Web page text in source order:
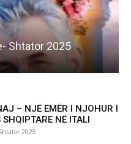
Shtator 2025
– NJË EMËR I NJOHUR I
SHQIPTARE NË ITALI
2025